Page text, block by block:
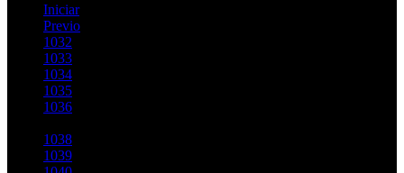
Iniciar
Previo
1032
1033
1034
1035
1036
1038
1039